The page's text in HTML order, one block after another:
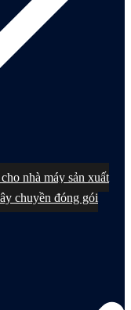
nhà máy sản xuất
chuyền đóng gói